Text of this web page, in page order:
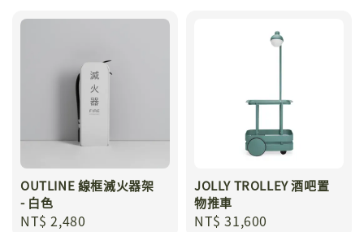
OUTLINE 線框滅火器架
- 白色
Regular
NT$ 2,480
JOLLY TROLLEY 酒吧置
物推車
Regular
NT$ 31,600